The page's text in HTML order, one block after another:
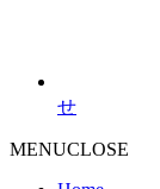
せ
MENUCLOSE